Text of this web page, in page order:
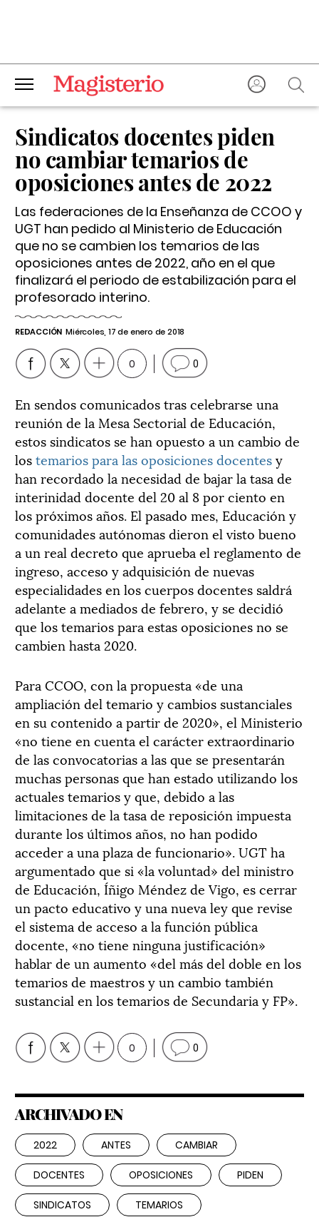
Sindicatos docentes piden
no cambiar temarios de
oposiciones antes de 2022
Las federaciones de la Enseñanza de CCOO y
UGT han pedido al Ministerio de Educación
que no se cambien los temarios de las
oposiciones antes de 2022, año en el que
finalizará el periodo de estabilización para el
profesorado interino.
REDACCIÓN Miércoles, 17 de enero de 2018
0 0
En sendos comunicados tras celebrarse una
reunión de la Mesa Sectorial de Educación,
estos sindicatos se han opuesto a un cambio de
lostemarios para las oposiciones docentesy
han recordado la necesidad de bajar la tasa de
interinidad docente del 20 al 8 por ciento en
los próximos años. El pasado mes, Educación y
comunidades autónomas dieron el visto bueno
a un real decreto que aprueba el reglamento de
ingreso, acceso y adquisición de nuevas
especialidades en los cuerpos docentes saldrá
adelante a mediados de febrero, y se decidió
que los temarios para estas oposiciones no se
cambien hasta 2020.
Para CCOO, con la propuesta «de una
ampliación del temario y cambios sustanciales
en su contenido a partir de 2020», el Ministerio
«no tiene en cuenta el carácter extraordinario
de las convocatorias a las que se presentarán
muchas personas que han estado utilizando los
actuales temarios y que, debido a las
limitaciones de la tasa de reposición impuesta
durante los últimos años, no han podido
acceder a una plaza de funcionario». UGT ha
argumentado que si «la voluntad» del ministro
de Educación, Íñigo Méndez de Vigo, es cerrar
un pacto educativo y una nueva ley que revise
el sistema de acceso a la función pública
docente, «no tiene ninguna justificación»
hablar de un aumento «del más del doble en los
temarios de maestros y un cambio también
sustancial en los temarios de Secundaria y FP».
0 0
ARCHIVADO EN
2022 ANTES CAMBIAR
DOCENTES OPOSICIONES PIDEN
SINDICATOS TEMARIOS